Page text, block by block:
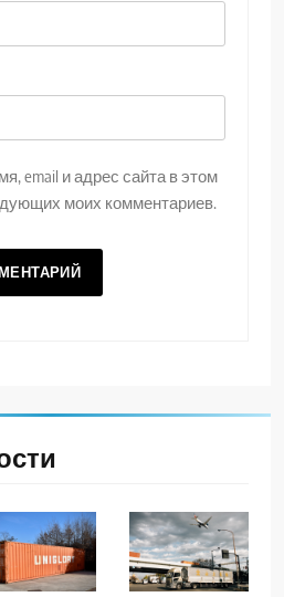
email и адрес сайта в этом
моих комментариев.